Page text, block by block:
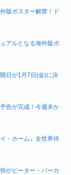
版ポスター解禁！ド
アルとなる海外版ポ
日が1月7日(金)に決
告が完成！今週末か
・ホーム』全世界待
がピーター・パーカ